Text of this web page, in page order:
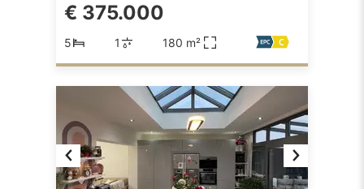
€ 375.000
5 1 180 m²
Previous Next